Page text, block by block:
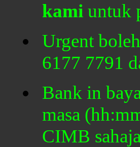
kami untuk
Urgent
6177 7791
Bank in
masa
CIMB